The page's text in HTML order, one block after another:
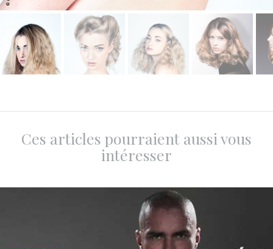
Ces articles pourraient aussi vous
intéresser